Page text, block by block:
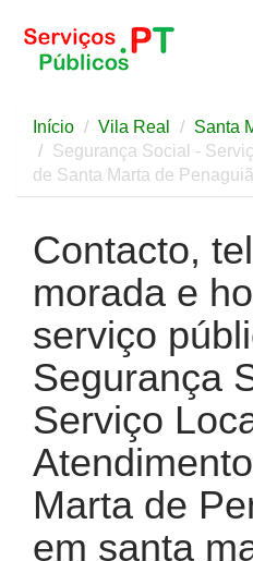
Início Vila Real
Santa
Segurança Social -
de Santa Marta de
Contacto,
morada e
serviço
Segurança
Serviço
Marta de
em santa